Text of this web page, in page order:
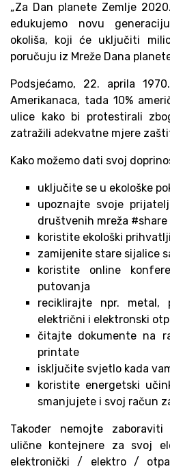
„Za Dan planete Zemlje
edukujemo novu
okoliša, koji će uključiti
poručuju iz Mreže Dana
Podsjećamo, 22. aprila
Amerikanaca, tada 10%
ulice kako bi protestirali
zatražili adekvatne mjere
Kako možemo dati svoj
uključite se u ekološke
upoznajte svoje
društvenih mreža #share
koristite ekološki
zamijenite stare sijalice
koristite online
putovanja
reciklirajte npr. metal,
električni i elektronski
čitajte dokumente na
printate
isključite svjetlo kada
koristite energetski
smanjujete i svoj račun
Također nemojte
ulične kontejnere za svoj
elektronički / elektro /